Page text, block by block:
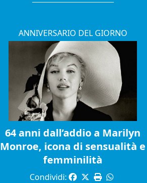
ANNIVERSARIO DEL GIORNO
64 anni dall’addio a Marilyn
Monroe, icona di sensualità e
femminilità
Condividi: